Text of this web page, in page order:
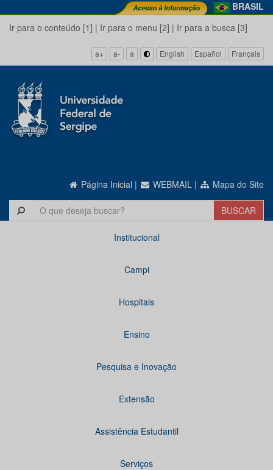
BRASIL
Ir para o conteúdo [1] | Ir para o menu [2] | Ir para a busca [3]
a+ a- a English Español Français
Página Inicial | WEBMAIL | Mapa do Site
Institucional
Campi
Hospitais
Ensino
Pesquisa e Inovação
Extensão
Assistência Estudantil
Serviços